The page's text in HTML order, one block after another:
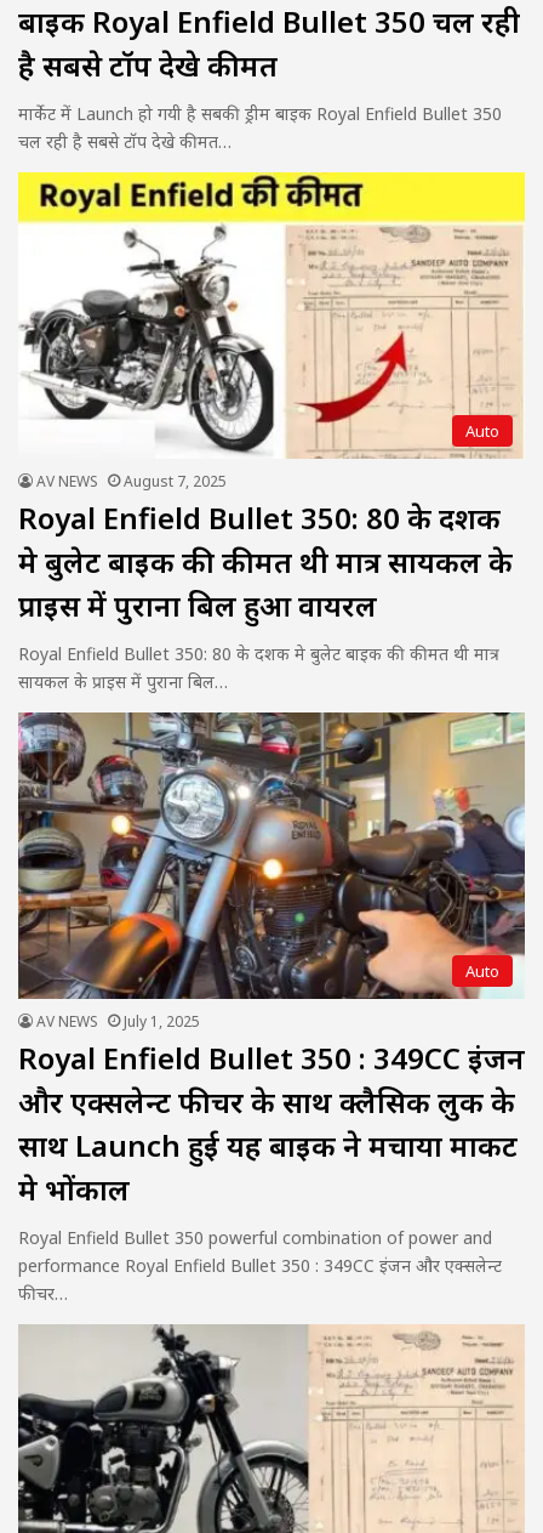
बाइक Royal Enfield Bullet 350 चल रही
है सबसे टॉप देखे कीमत
मार्केट में Launch हो गयी है सबकी ड्रीम बाइक Royal Enfield Bullet 350
चल रही है सबसे टॉप देखे कीमत…
Auto
AV NEWS August 7, 2025
Royal Enfield Bullet 350: 80 के दशक
मे बुलेट बाइक की कीमत थी मात्र सायकल के
प्राइस में पुराना बिल हुआ वायरल
Royal Enfield Bullet 350: 80 के दशक मे बुलेट बाइक की कीमत थी मात्र
सायकल के प्राइस में पुराना बिल…
Auto
AV NEWS July 1, 2025
Royal Enfield Bullet 350 : 349CC इंजन
और एक्सलेन्ट फीचर के साथ क्लैसिक लुक के
साथ Launch हुई यह बाइक ने मचाया मार्केट
मे भोंकाल
Royal Enfield Bullet 350 powerful combination of power and
performance Royal Enfield Bullet 350 : 349CC इंजन और एक्सलेन्ट
फीचर…